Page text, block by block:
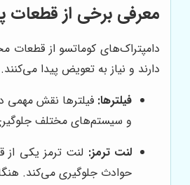
معرفی برخی از قطعات
دامپتراک‌های کوماتسو از قطعات
دارند و نیاز به تعویض پیدا
فیلترها: فیلترها نقش مهمی
و سیستم‌های مختلف
لنت ترمز: لنت ترمز یکی از
حوادث جلوگیری می‌کند.